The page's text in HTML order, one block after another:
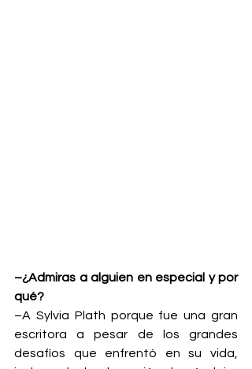
–¿Admiras a alguien en especial y por
qué?
–A Sylvia Plath porque fue una gran
escritora a pesar de los grandes
desafíos que enfrentó en su vida,